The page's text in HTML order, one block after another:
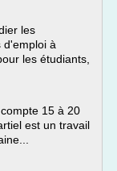
les
d'emploi à
les étudiants,
15 à 20
est un travail